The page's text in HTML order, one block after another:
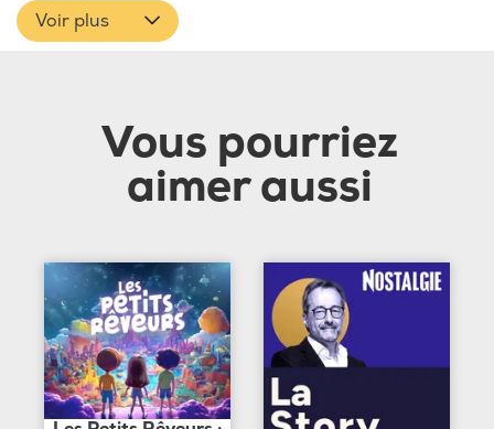
Voir plus
Vous pourriez
aimer aussi